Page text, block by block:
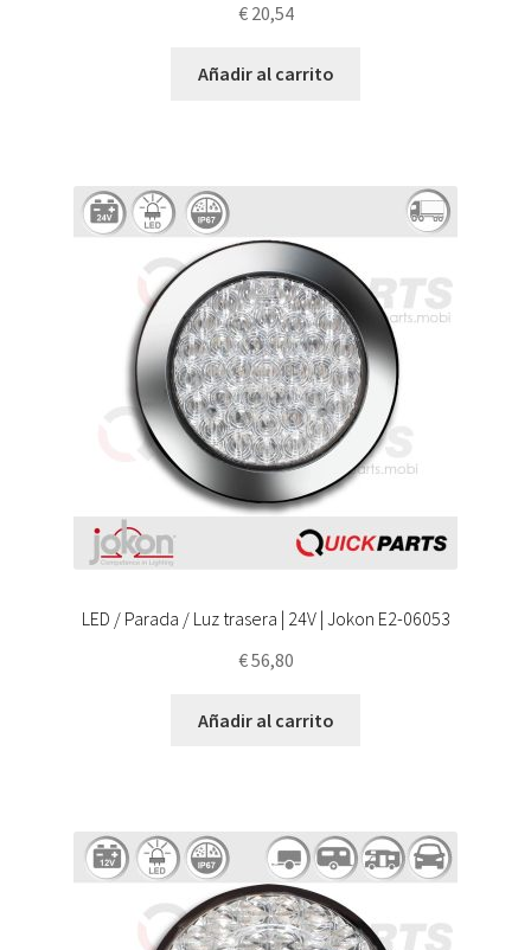
€20,54
Añadir al carrito
LED / Parada / Luz trasera | 24V | Jokon E2-06053
€56,80
Añadir al carrito